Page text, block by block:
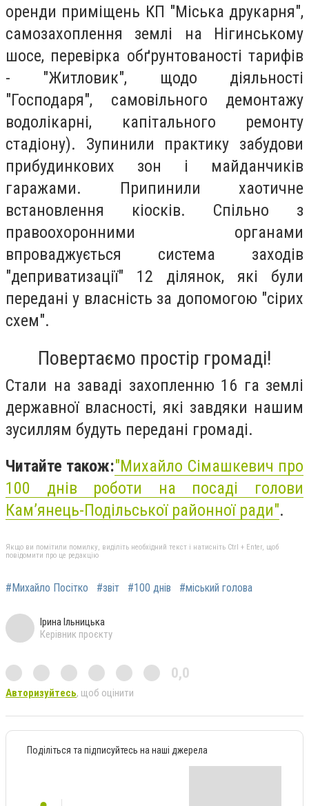
оренди приміщень КП "Міська друкарня",
самозахоплення землі на Нігинському
шосе, перевірка обґрунтованості тарифів
- "Житловик", щодо діяльності
"Господаря", самовільного демонтажу
водолікарні, капітального ремонту
стадіону). Зупинили практику забудови
прибудинкових зон і майданчиків
гаражами. Припинили хаотичне
встановлення кіосків. Спільно з
правоохоронними органами
впроваджується система заходів
"деприватизації" 12 ділянок, які були
передані у власність за допомогою "сірих
схем".
Повертаємо простір громаді!
Стали на заваді захопленню 16 га землі
державної власності, які завдяки нашим
зусиллям будуть передані громаді.
Читайте також:"Михайло Сімашкевич про
100 днів роботи на посаді голови
Кам’янець-Подільської районної ради".
Якщо ви помітили помилку, виділіть необхідний текст і натисніть Ctrl + Enter, щоб
повідомити про це редакцію
#Михайло Посітко #звіт #100 днів #міський голова
Ірина Ільницька
Керівник проєкту
0,0
Авторизуйтесь, щоб оцінити
Поділіться та підписуйтесь на наші джерела